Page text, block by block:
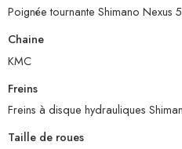
Poignée tournante Shimano Nexus 5
Chaine
KMC
Freins
Freins à disque hydrauliques
Taille de roues